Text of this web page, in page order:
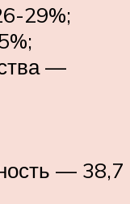
29%;
—
— 38,7